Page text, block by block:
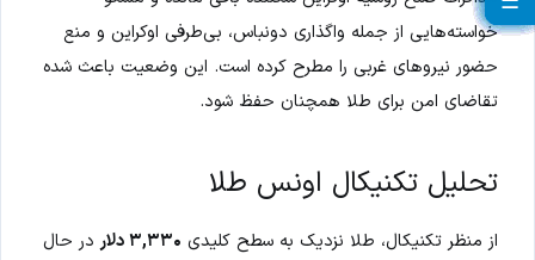
خواسته‌هایی از جمله واگذاری دونباس، بی‌طرفی اوکراین و منع
حضور نیروهای غربی را مطرح کرده است. این وضعیت باعث شده
تقاضای امن برای طلا همچنان حفظ شود.
تحلیل تکنیکال اونس طلا
از منظر تکنیکال، طلا نزدیک به سطح کلیدی ۳,۳۳۰ دلار
در حال